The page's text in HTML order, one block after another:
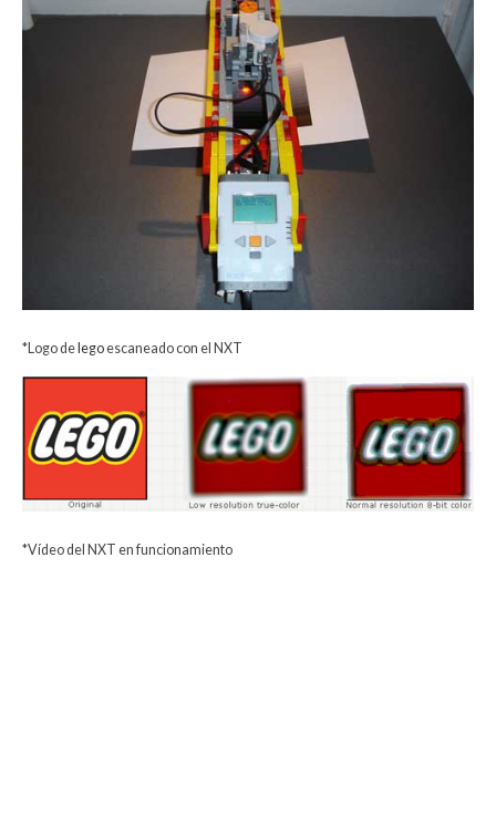
*Logo delegoescaneado con el NXT
*Vídeo del NXT en funcionamiento